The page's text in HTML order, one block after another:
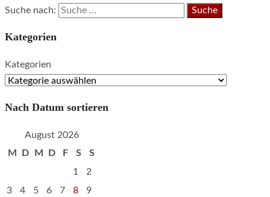
Suche nach:
Kategorien
Kategorien
Nach Datum sortieren
August 2026
M
D M D F S
S
1
2
3
4 5 6 7 8
9